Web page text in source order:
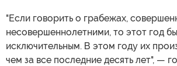
"Если говорить о грабежах,
несовершеннолетними, то этот год
исключительным. В этом году их
чем за все последние десять лет", —